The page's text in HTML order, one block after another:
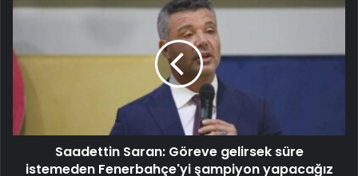
Saadettin Saran: Göreve gelirsek süre
istemeden Fenerbahçe'yi şampiyon yapacağız